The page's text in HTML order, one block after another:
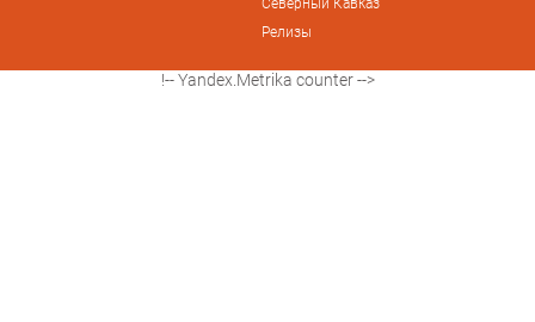
Релизы
!-- Yandex.Metrika counter -->